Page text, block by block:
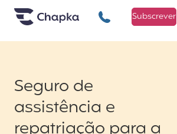
Chapka Seguro Viagem
+351 800 50 01 71
Subscrever
Seguro de
assistência e